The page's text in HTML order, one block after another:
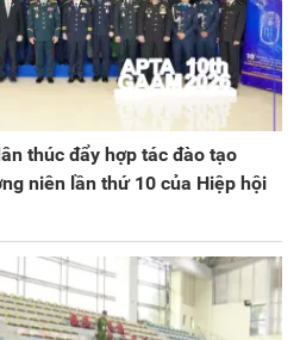
thúc đẩy hợp tác đào tạo
niên lần thứ 10 của Hiệp hội